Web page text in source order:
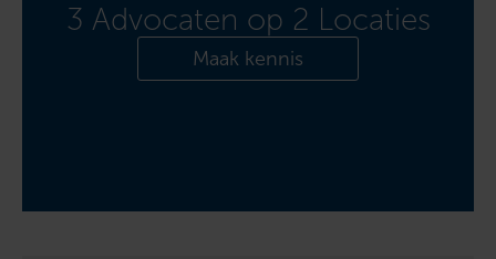
3 Advocaten op 2 Locaties
Maak kennis